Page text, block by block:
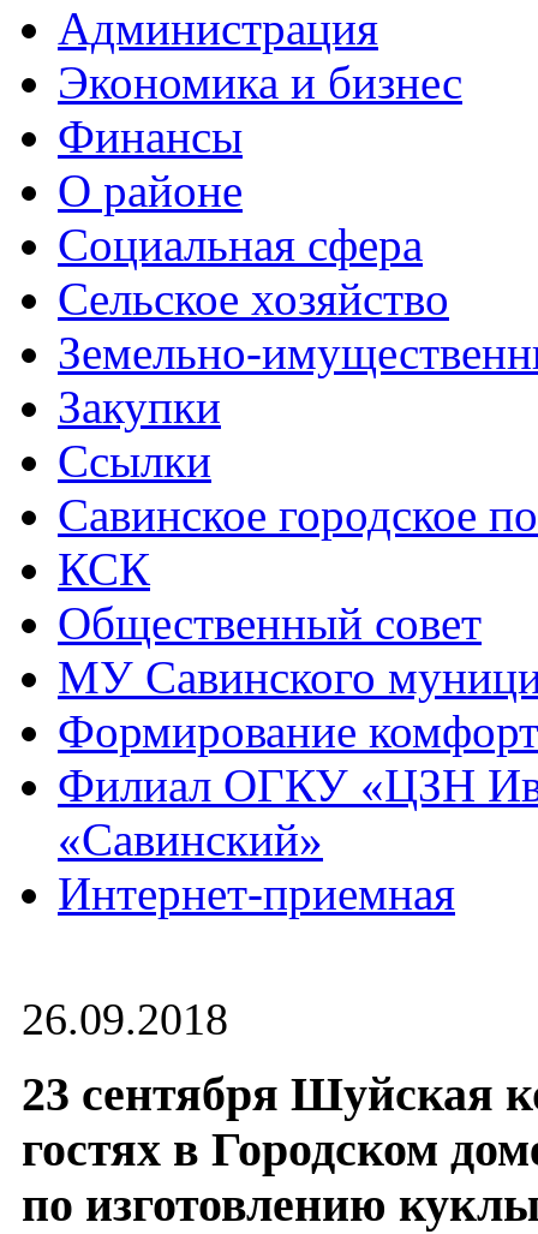
Администрация
Экономика и бизнес
Финансы
О районе
Социальная сфера
Сельское хозяйство
Земельно-
Закупки
Ссылки
Савинское городское
КСК
Общественный совет
МУ Савинского
Формирование
Филиал ОГКУ «ЦЗН
«Савинский»
Интернет-приемная
26.09.2018
23 сентября Шуйская
гостях в Городском
по изготовлению